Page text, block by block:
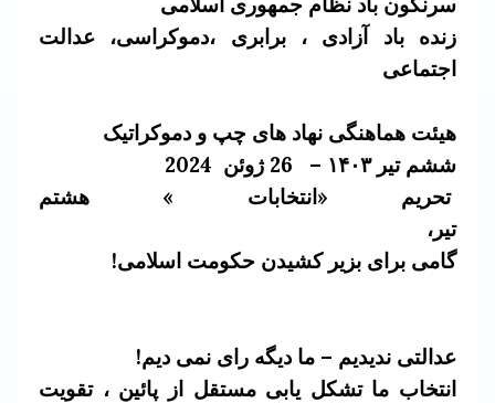
زنده باد آزادی ، برابری ،دموکراسی، عدالت
اجتماعی
هیئت هماهنگی نهاد های چپ و دموکراتیک
ششم تیر ۱۴۰۳ –
ژوئن2024
تحریم «انتخابات » هشتم
تیر،
گامی برای بزیر کشیدن حکومت اسلامی!
عدالتی ندیدیم – ما دیگه رای نمی دیم!
انتخاب ما تشکل یابی مستقل از پائین ، تقویت